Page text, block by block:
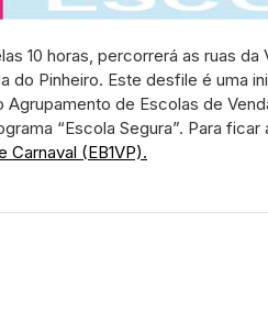
10 horas, percorrerá as ruas da
do Pinheiro. Este desfile é uma
de Escolas de
“Escola Segura”. Para
Carnaval (EB1VP).